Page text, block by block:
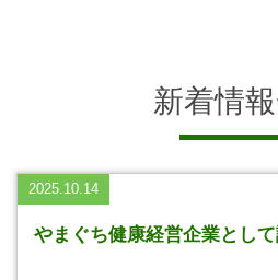
新着情報
2025.10.14
やまぐち健康経営企業として